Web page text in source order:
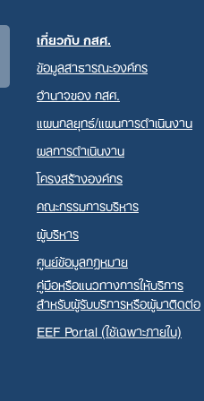
เกี่ยวกับ กสศ.
ข้อมูลสาธารณะองค์กร
อำนาจของ กสศ.
แผนกลยุทธ์/แผนการดำเนินงาน
ผลการดำเนินงาน
โครงสร้างองค์กร
คณะกรรมการบริหาร
ผู้บริหาร
ศูนย์ข้อมูลกฎหมาย
คู่มือหรือแนวทางการให้บริการ
สำหรับผู้รับบริการหรือผู้มาติดต่อ
EEF Portal (ใช้เฉพาะภายใน)